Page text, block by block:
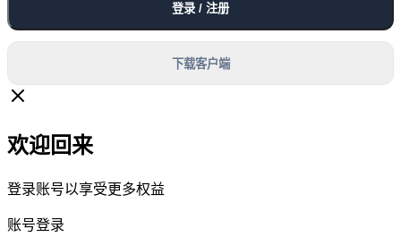
登录 / 注册
下载客户端
欢迎回来
登录账号以享受更多权益
账号登录